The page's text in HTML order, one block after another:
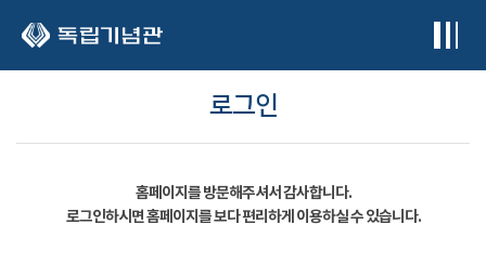
로그인
홈페이지를 방문해주셔서 감사합니다.
로그인하시면 홈페이지를 보다 편리하게 이용하실 수 있습니다.